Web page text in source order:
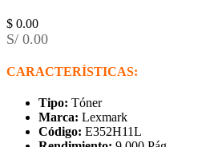
$ 0.00
S/ 0.00
CARACTERÍSTICAS:
Tipo: Tóner
Marca: Lexmark
Código: E352H11L